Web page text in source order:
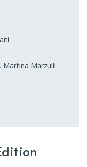
Martina Marzulli